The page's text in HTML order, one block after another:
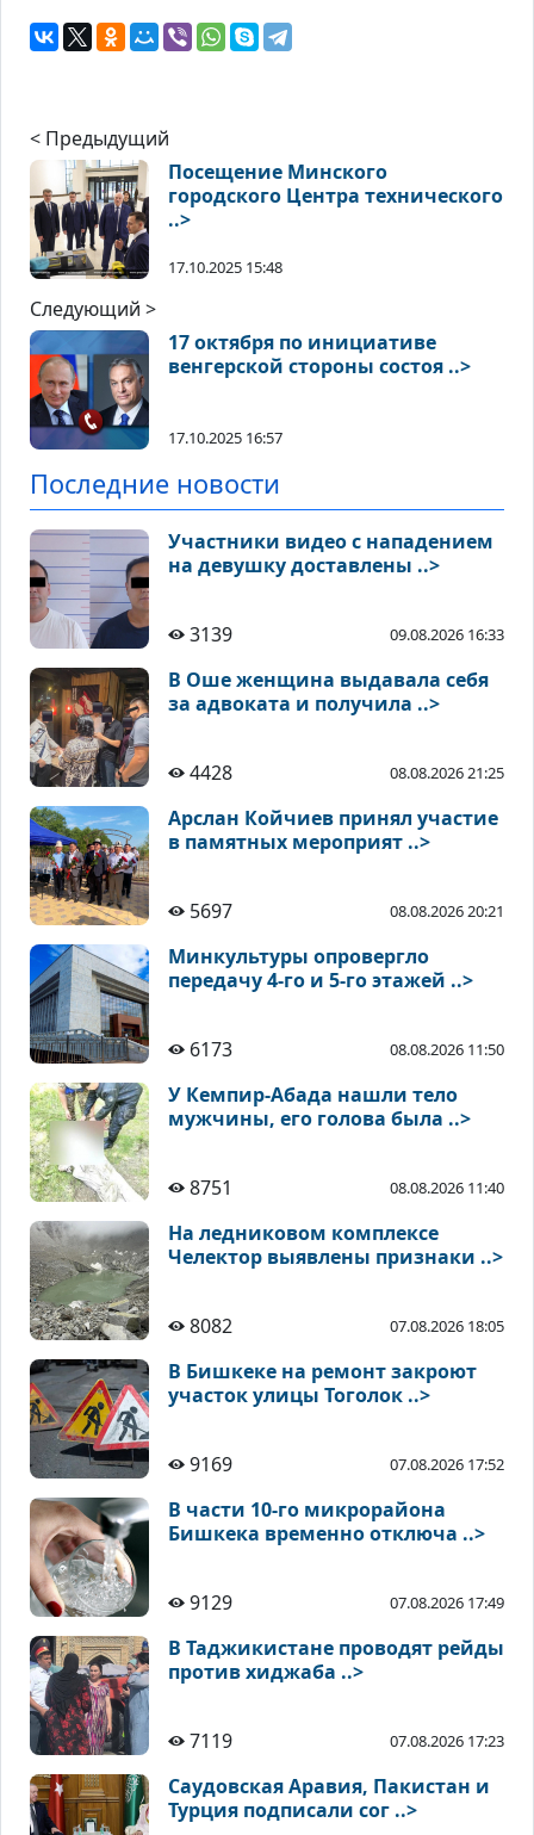
< Предыдущий
Посещение Минского
городского Центра технического
..>
17.10.2025 15:48
Следующий >
17 октября по инициативе
венгерской стороны состоя ..>
17.10.2025 16:57
Последние новости
Участники видео с нападением
на девушку доставлены ..>
3139 09.08.2026 16:33
В Оше женщина выдавала себя
за адвоката и получила ..>
4428 08.08.2026 21:25
Арслан Койчиев принял участие
в памятных мероприят ..>
5697 08.08.2026 20:21
Минкультуры опровергло
передачу 4-го и 5-го этажей ..>
6173 08.08.2026 11:50
У Кемпир-Абада нашли тело
мужчины, его голова была ..>
8751 08.08.2026 11:40
На ледниковом комплексе
Челектор выявлены признаки ..>
8082 07.08.2026 18:05
В Бишкеке на ремонт закроют
участок улицы Тоголок ..>
9169 07.08.2026 17:52
В части 10-го микрорайона
Бишкека временно отключа ..>
9129 07.08.2026 17:49
В Таджикистане проводят рейды
против хиджаба ..>
7119 07.08.2026 17:23
Саудовская Аравия, Пакистан и
Турция подписали сог ..>